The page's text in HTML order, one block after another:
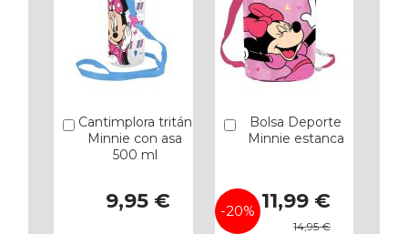
Cantimplora tritán
Minnie con asa
500 ml
9,95 €
Añadir
Bolsa Deporte
Minnie estanca
-20%
Precio
especial
11,99 €
14,95 €
Añadir